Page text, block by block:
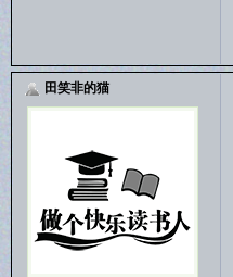
田笑非的猫